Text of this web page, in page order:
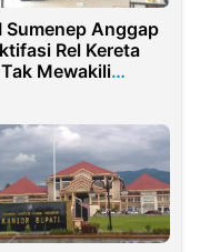
Sumenep Anggap
Rel Kereta
Mewakili